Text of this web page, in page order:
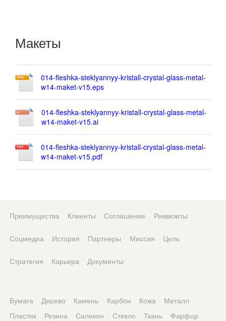
Макеты
014-fleshka-steklyannyy-kristall-crystal-glass-metal-
w14-maket-v15.eps
014-fleshka-steklyannyy-kristall-crystal-glass-metal-
w14-maket-v15.ai
014-fleshka-steklyannyy-kristall-crystal-glass-metal-
w14-maket-v15.pdf
Преимущества Клиенты Соглашение Реквизиты
Соцмедиа История Партнеры Миссия Цель
Стратегия Карьера Документы
Бумага Дерево Камень Карбон Кожа
Металл
Пластик
Резина Силикон Стекло Ткань Фарфор